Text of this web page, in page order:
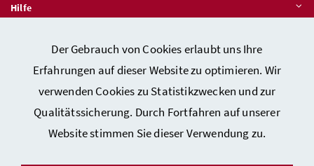
Der Gebrauch von Cookies erlaubt uns Ihre
Erfahrungen auf dieser Website zu optimieren. Wir
verwenden Cookies zu Statistikzwecken und zur
Qualitätssicherung. Durch Fortfahren auf unserer
Website stimmen Sie dieser Verwendung zu.
Hilfe
Quicklinks